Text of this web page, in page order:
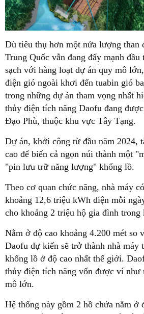
Dù tiêu thụ hơn một nửa lượng than
Trung Quốc vẫn đang đẩy mạnh
sạch với hàng loạt dự án quy mô
điện gió ngoài khơi đến tuabin gió
trong những dự án tham vọng nhất
thủy điện tích năng Daofu đang
Đạo Phù, thuộc khu vực Tây Tạng.
Dự án, khởi công từ đầu năm 2024,
cao để biến cả ngọn núi thành một
"pin lưu trữ năng lượng" khổng lồ.
Theo cơ quan chức năng, nhà máy
khoảng 12,6 triệu kWh điện mỗi
cho khoảng 2 triệu hộ gia đình trong
Nằm ở độ cao khoảng 4.200 mét so
Daofu dự kiến sẽ trở thành nhà máy
khổng lồ ở độ cao nhất thế giới.
thủy điện tích năng vốn được ví
mô lớn.
Hệ thống này gồm 2 hồ chứa nằm ở